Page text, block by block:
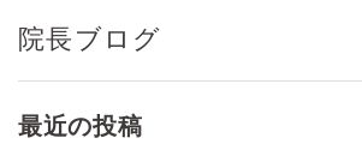
シ
ン
院長ブログ
最近の投稿